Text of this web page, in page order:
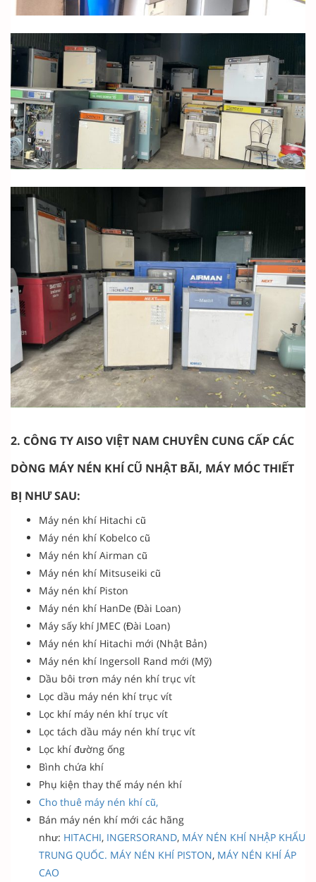
2. CÔNG TY AISO VIỆT NAM CHUYÊN CUNG CẤP CÁC
DÒNG MÁY NÉN KHÍ CŨ NHẬT BÃI, MÁY MÓC THIẾT
BỊ NHƯ SAU:
Máy nén khí Hitachi cũ
Máy nén khí Kobelco cũ
Máy nén khí Airman cũ
Máy nén khí Mitsuseiki cũ
Máy nén khí Piston
Máy nén khí HanDe (Đài Loan)
Máy sấy khí JMEC (Đài Loan)
Máy nén khí Hitachi mới (Nhật Bản)
Máy nén khí Ingersoll Rand mới (Mỹ)
Dầu bôi trơn máy nén khí trục vít
Lọc dầu máy nén khí trục vít
Lọc khí máy nén khí trục vít
Lọc tách dầu máy nén khí trục vít
Lọc khí đường ống
Bình chứa khí
Phụ kiện thay thế máy nén khí
Cho thuê máy nén khí cũ,
Bán máy nén khí mới các hãng
như: HITACHI, INGERSORAND, MÁY NÉN KHÍ NHẬP KHẨU
TRUNG QUỐC. MÁY NÉN KHÍ PISTON, MÁY NÉN KHÍ ÁP
CAO